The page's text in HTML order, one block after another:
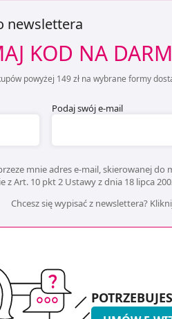
newslettera
KOD NA
powyżej 149 zł na wybrane formy
Podaj swój e-mail
mnie adres e-mail, skierowanej
Art. 10 pkt 2 Ustawy z dnia 18 lipca
Chcesz się wypisać z newslettera?